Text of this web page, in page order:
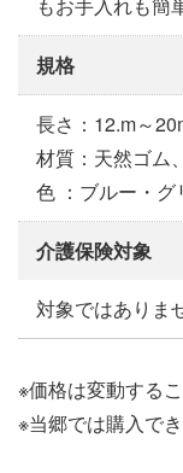
もお手入れも簡
規格
長さ：12.m～
材質：天然ゴム
色 ：ブルー・グ
介護保険対象
対象ではありま
※価格は変動する
※当郷では購入でき